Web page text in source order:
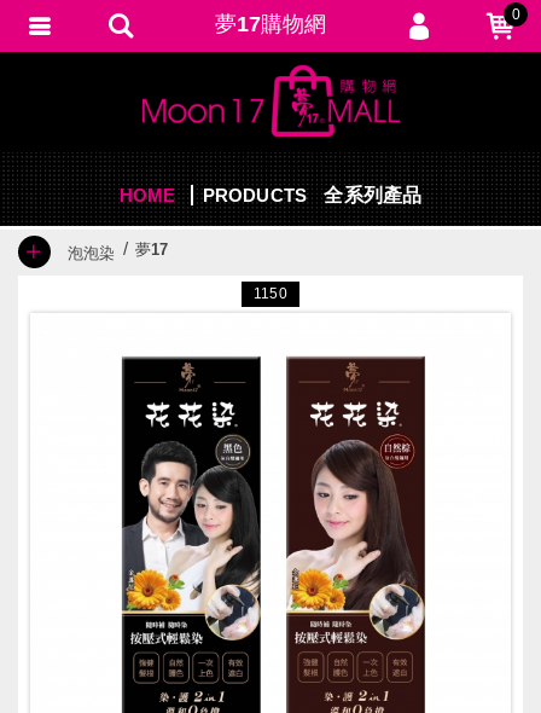
HOME PRODUCTS 全系列產品
泡泡染 夢17
1150
夢17購物網 0
會員登入
會員註冊
忘記密碼
訂單查詢
填寫匯款通知
繁體中文